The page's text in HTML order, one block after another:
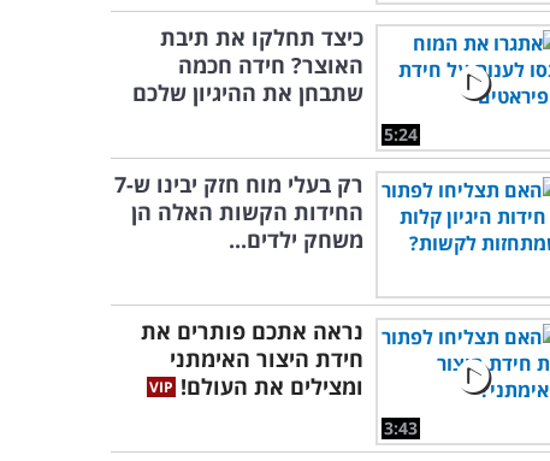
5:24
כיצד תחלקו את תיבת
האוצר? חידה חכמה
שתבחן את ההיגיון שלכם
רק בעלי מוח חזק יבינו ש-7
החידות הקשות האלה הן
משחק ילדים...
3:43
נראה אתכם פותרים את
חידת היצור האימתני
ומצילים את העולם!